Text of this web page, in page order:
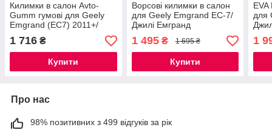
Килимки в салон Avto-
Gumm гумові для Geely
Emgrand (EC7) 2011+/
Джилі Емгранд (EC7)
2011+
1 716 ₴
Купити
Ворсові килимки в салон
для Geely Emgrand EC-7/
Джилі Емгранд
1 495₴ 1 695 ₴
Купити
для
1
Про нас
98% позитивних з 499 відгуків за рік